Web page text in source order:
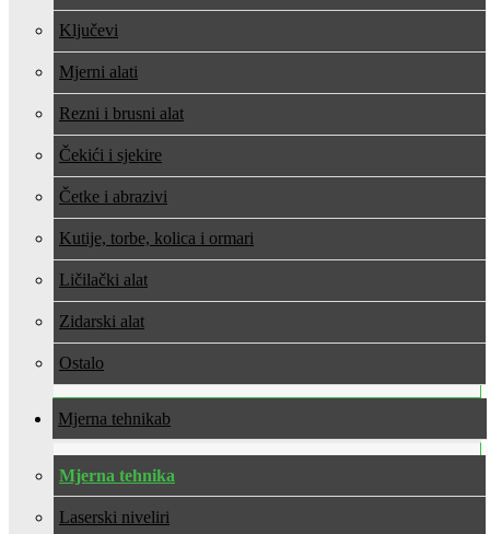
Ključevi
Mjerni alati
Rezni i brusni alat
Čekići i sjekire
Četke i abrazivi
Kutije, torbe, kolica i ormari
Ličilački alat
Zidarski alat
Ostalo
Mjerna tehnika
Mjerna tehnika
Laserski niveliri